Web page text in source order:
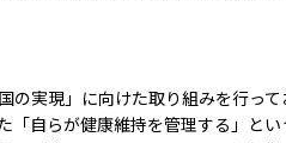
の実現」に向けた取り組みを行っ
「自らが健康維持を管理する」と